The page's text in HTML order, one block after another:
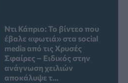
Ντι Κάπριο: Το βίντεο που
έβαλε «φωτιά» στα social
media από τις Χρυσές
Σφαίρες – Ειδικός στην
ανάγνωση χειλιών
αποκάλυψε τ...